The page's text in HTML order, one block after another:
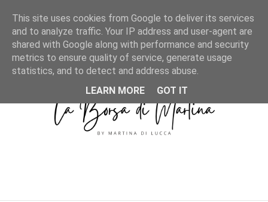
MENU
This site uses cookies from Google to deliver its services
and to analyze traffic. Your IP address and user-agent are
shared with Google along with performance and security
metrics to ensure quality of service, generate usage
statistics, and to detect and address abuse.
LEARN MORE
GOT IT